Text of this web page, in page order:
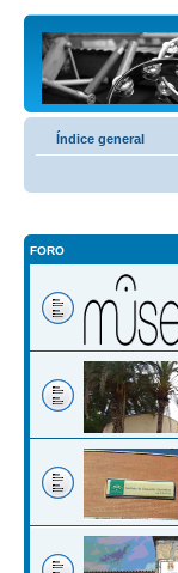
Índice general
FORO